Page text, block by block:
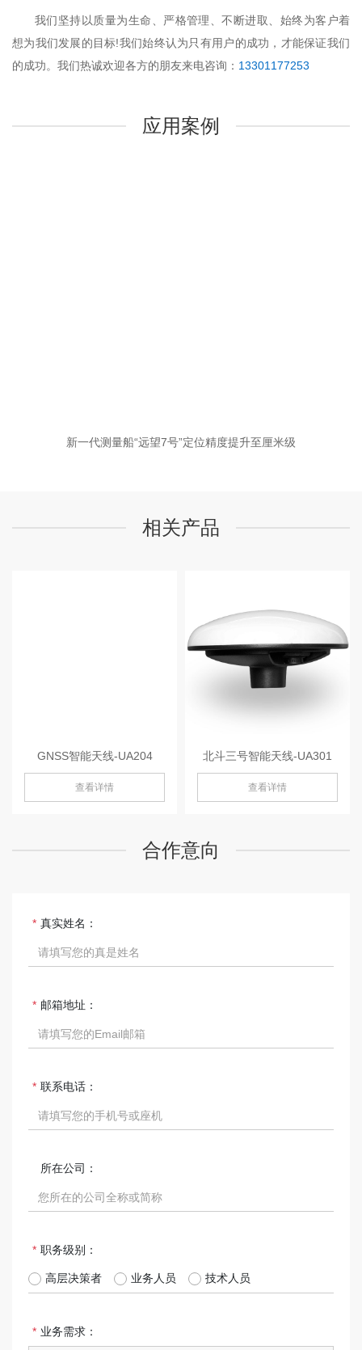
我们坚持以质量为生命、严格管理、不断进取、始终为客户着
想为我们发展的目标!我们始终认为只有用户的成功，才能保证我们
的成功。我们热诚欢迎各方的朋友来电咨询： 13301177253
应用案例
新一代测量船“远望7号”定位精度提升至厘米级
相关产品
GNSS智能天线-UA204
查看详情
北斗三号智能天线-UA301
查看详情
合作意向
真实姓名：
邮箱地址：
联系电话：
所在公司：
职务级别：
高层决策者 业务人员 技术人员
业务需求：